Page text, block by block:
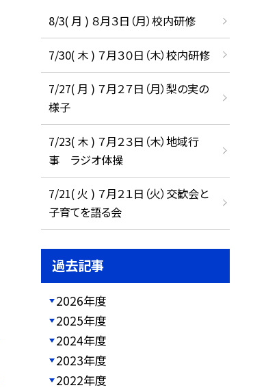
8/3( 月 ) ８月３日（月）校内研修
7/30( 木 ) ７月３０日（木）校内研修
7/27( 月 ) ７月２７日（月）梨の実の
様子
7/23( 木 ) ７月２３日（木）地域行
事 ラジオ体操
7/21( 火 ) ７月２１日（火）交歓会と
子育てを語る会
過去記事
2026年度
2025年度
2024年度
2023年度
2022年度